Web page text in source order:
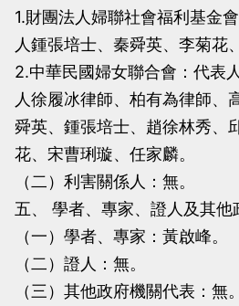
1.財團法人婦聯社會福利基金
人鍾張培士、秦舜英、李菊花
2.中華民國婦女聯合會：代表
人徐履冰律師、柏有為律師、
舜英、鍾張培士、趙徐林秀、
花、宋曹琍璇、任家麟。
（二）利害關係人：無。
五、 學者、專家、證人及其他
（一）學者、專家：黃啟峰。
（二）證人：無。
（三）其他政府機關代表：無。